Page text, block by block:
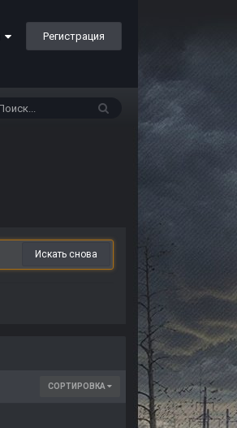
Регистрация
Искать снова
СОРТИРОВКА